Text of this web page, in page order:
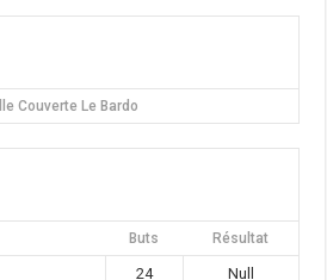
Couverte Le Bardo
Buts Résultat
24
Null